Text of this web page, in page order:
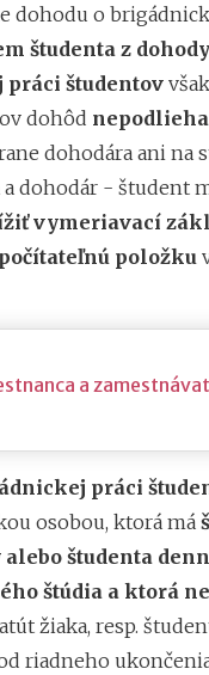
dohodu o
študenta z dohody
študentov
dohôd
dohodára ani na
a dohodár - študent
vymeriavací
položku
a
práci
osobou, ktorá má
študenta
štúdia a ktorá
žiaka, resp.
riadneho